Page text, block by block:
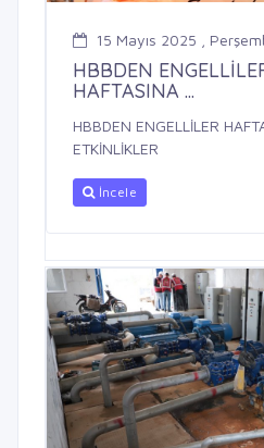
15 Mayıs 2025 ,
HBBDEN
HAFTASINA ...
HBBDEN ENGELLİLER
ETKİNLİKLER
İncele